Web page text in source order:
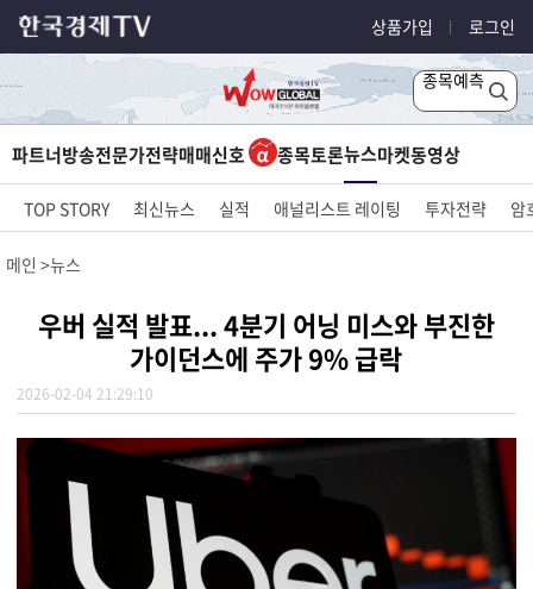
상품가입 로그인
종목예측
파트너방송전문가전략매매신호 종목토론뉴스마켓동영상
TOP STORY 최신뉴스 실적 애널리스트 레이팅 투자전략 암
메인 뉴스
우버 실적 발표... 4분기 어닝 미스와 부진한
가이던스에 주가 9% 급락
2026-02-04 21:29:10